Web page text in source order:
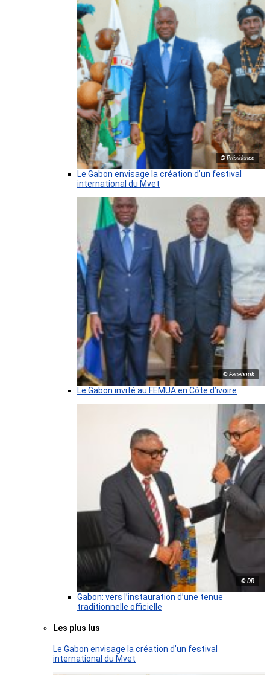
© Présidence
Le Gabon envisage la création d’un festival
international du Mvet
© Facebook
Le Gabon invité au FEMUA en Côte d’ivoire
© DR
Gabon: vers l’instauration d’une tenue
traditionnelle officielle
Les plus lus
Le Gabon envisage la création d’un festival
international du Mvet